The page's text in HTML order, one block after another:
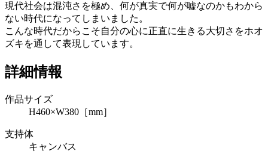
現代社会は混沌さを極め、何が真実で何が嘘なのかもわから
ない時代になってしまいました。
こんな時代だからこそ自分の心に正直に生きる大切さをホオ
ズキを通して表現しています。
詳細情報
作品サイズ
H460×W380［mm］
支持体
キャンバス